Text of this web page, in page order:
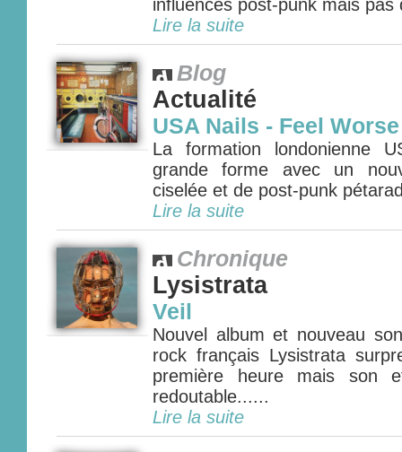
influences post-punk mais pas
Lire la suite
Blog
Actualité
USA Nails - Feel Worse
La formation londonienne
grande forme avec un
ciselée et de post-punk
Lire la suite
Chronique
Lysistrata
Veil
Nouvel album et nouveau
rock français Lysistrata
première heure mais son
redoutable......
Lire la suite